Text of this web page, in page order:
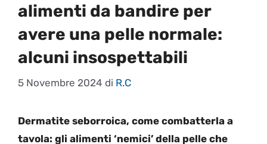
alimenti da bandire per
avere una pelle normale:
alcuni insospettabili
5 Novembre 2024 di R.C
Dermatite seborroica, come combatterla a
tavola: gli alimenti ‘nemici’ della pelle che